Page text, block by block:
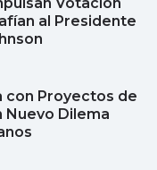
al Presidente
con Proyectos de
Nuevo Dilema